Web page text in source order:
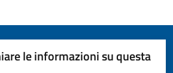
le informazioni su questa